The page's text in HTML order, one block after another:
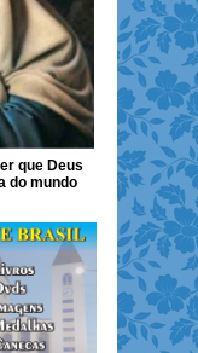
que Deus
do mundo